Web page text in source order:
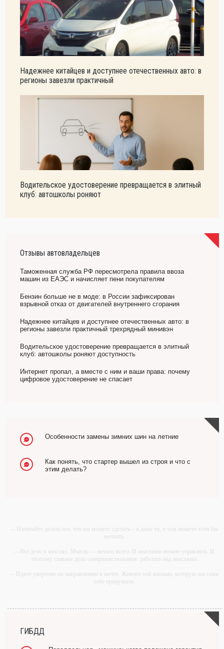
Надежнее китайцев и доступнее отечественных авто: в
регионы завезли практичный
Водительское удостоверение превращается в элитный
клуб: автошколы роняют
Отзывы автовладельцев
Таможенная служба РФ пересмотрела правила ввоза
машин из ЕАЭС и начисляет пени покупателям
Бензин больше не в моде: в России зафиксирован
взрывной отказ от двигателей внутреннего сгорания
Надежнее китайцев и доступнее отечественных авто: в
регионы завезли практичный трехрядный минивэн
Водительское удостоверение превращается в элитный
клуб: автошколы роняют доступность
Интернет пропал, а вместе с ним и ваши права: почему
цифровое удостоверение не спасает
Особенности замены зимних шин на летние
Как понять, что стартер вышел из строя и что с
этим делать?
-- Начинайте делать все, что вы можете сделать – и даже то, о чем можете хотя бы
мечтать.
-- Все дело в мыслях. Мысль — начало всего. И мыслями можно управлять. И
поэтому главное дело совершенствования: работать над мыслями.
-- Идите уверенно по направлению к мечте. Живите той жизнью, которую вы сами
себе придумали.
-- Лучшее, что можно сделать с хорошим советом, это пропустить его мимо ушей.
ГИБДД